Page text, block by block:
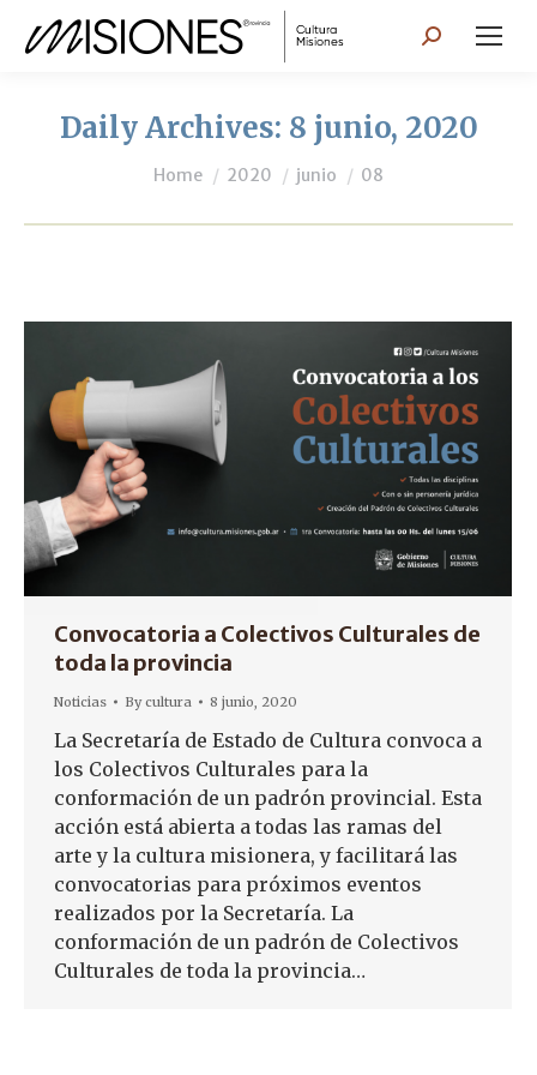
Search:
Daily Archives: 8 junio, 2020
You are here:
Home 2020 junio 08
Convocatoria a Colectivos Culturales de
toda la provincia
Noticias Bycultura 8 junio, 2020
La Secretaría de Estado de Cultura convoca a
los Colectivos Culturales para la
conformación de un padrón provincial. Esta
acción está abierta a todas las ramas del
arte y la cultura misionera, y facilitará las
convocatorias para próximos eventos
realizados por la Secretaría. La
conformación de un padrón de Colectivos
Culturales de toda la provincia…